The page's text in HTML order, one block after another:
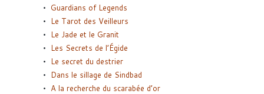
Guardians of Legends
Le Tarot des Veilleurs
Le Jade et le Granit
Les Secrets de l’Égide
Le secret du destrier
Dans le sillage de Sindbad
A la recherche du scarabée d’or